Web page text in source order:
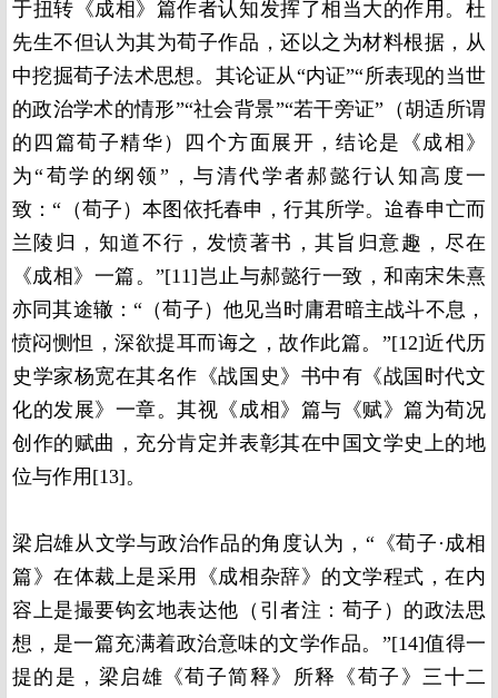
于扭转《成相》篇作者认知发挥了相当大的作用。杜
先生不但认为其为荀子作品，还以之为材料根据，从
中挖掘荀子法术思想。其论证从“内证”“所表现的当世
的政治学术的情形”“社会背景”“若干旁证”（胡适所谓
的四篇荀子精华）四个方面展开，结论是《成相》
为“荀学的纲领”，与清代学者郝懿行认知高度一
致：“（荀子）本图依托春申，行其所学。迨春申亡而
兰陵归，知道不行，发愤著书，其旨归意趣，尽在
《成相》一篇。”[11]岂止与郝懿行一致，和南宋朱熹
亦同其途辙：“（荀子）他见当时庸君暗主战斗不息，
愤闷恻怛，深欲提耳而诲之，故作此篇。”[12]近代历
史学家杨宽在其名作《战国史》书中有《战国时代文
化的发展》一章。其视《成相》篇与《赋》篇为荀况
创作的赋曲，充分肯定并表彰其在中国文学史上的地
位与作用[13]。
梁启雄从文学与政治作品的角度认为，“《荀子·成相
篇》在体裁上是采用《成相杂辞》的文学程式，在内
容上是撮要钩玄地表达他（引者注：荀子）的政法思
想，是一篇充满着政治意味的文学作品。”[14]值得一
提的是，梁启雄《荀子简释》所释《荀子》三十二